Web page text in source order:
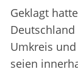
Geklagt
Umkreis
seien